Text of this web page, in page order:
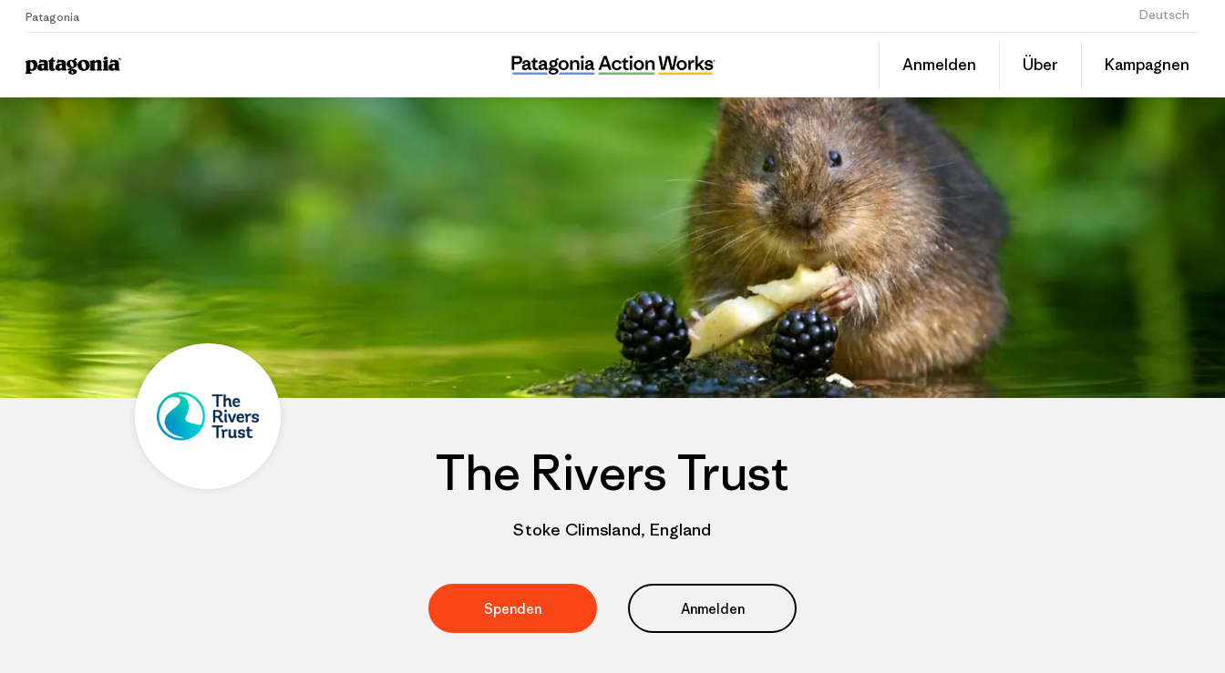
Patagonia Deutsch
Anmelden Über Kampagnen
Home
The Rivers Trust
Diesen
Beitrag
Grantee
LinkedIn
Spenden
The Rivers Trust
Stoke Climsland, England
Spenden Anmelden